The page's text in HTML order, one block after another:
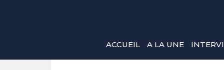
ACCUEIL A LA UNE